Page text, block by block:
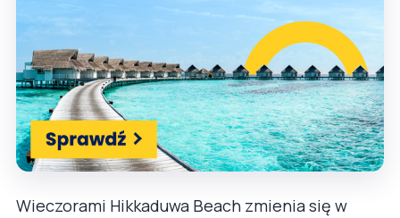
Wieczorami Hikkaduwa Beach zmienia się w